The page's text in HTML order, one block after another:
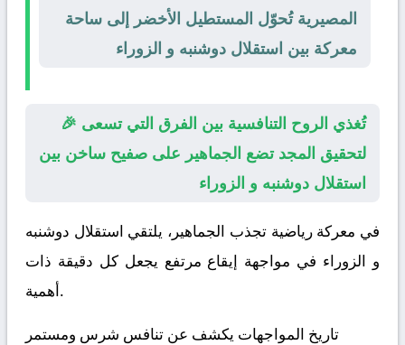
المصيرية تُحوّل المستطيل الأخضر إلى ساحة
معركة بين استقلال دوشنبه و الزوراء
🎉 تُغذي الروح التنافسية بين الفرق التي تسعى
لتحقيق المجد تضع الجماهير على صفيح ساخن بين
استقلال دوشنبه و الزوراء
في معركة رياضية تجذب الجماهير، يلتقي استقلال دوشنبه
و الزوراء في مواجهة إيقاع مرتفع يجعل كل دقيقة ذات
أهمية.
تاريخ المواجهات يكشف عن تنافس شرس ومستمر